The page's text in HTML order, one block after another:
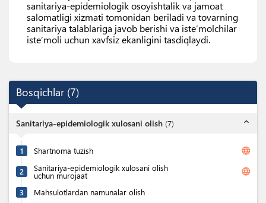
sanitariya-epidemiologik osoyishtalik va jamoat
salomatligi xizmati tomonidan beriladi va tovarning
sanitariya talablariga javob berishi va isteʼmolchilar
isteʼmoli uchun xavfsiz ekanligini tasdiqlaydi.
Bosqichlar (7)
Sanitariya-epidemiologik xulosani olish (7) expand_less
1 Shartnoma tuzish language
2 Sanitariya-epidemiologik xulosani olish
uchun murojaat language
3 Mahsulotlardan namunalar olish